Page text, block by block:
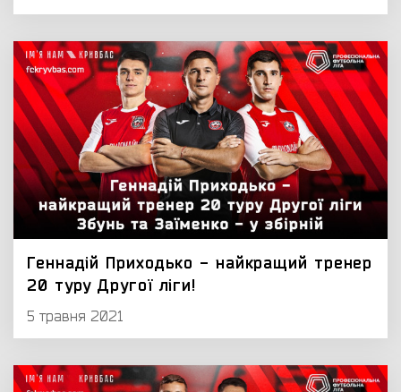
Геннадій Приходько - найкращий тренер
20 туру Другої ліги!
5 травня 2021